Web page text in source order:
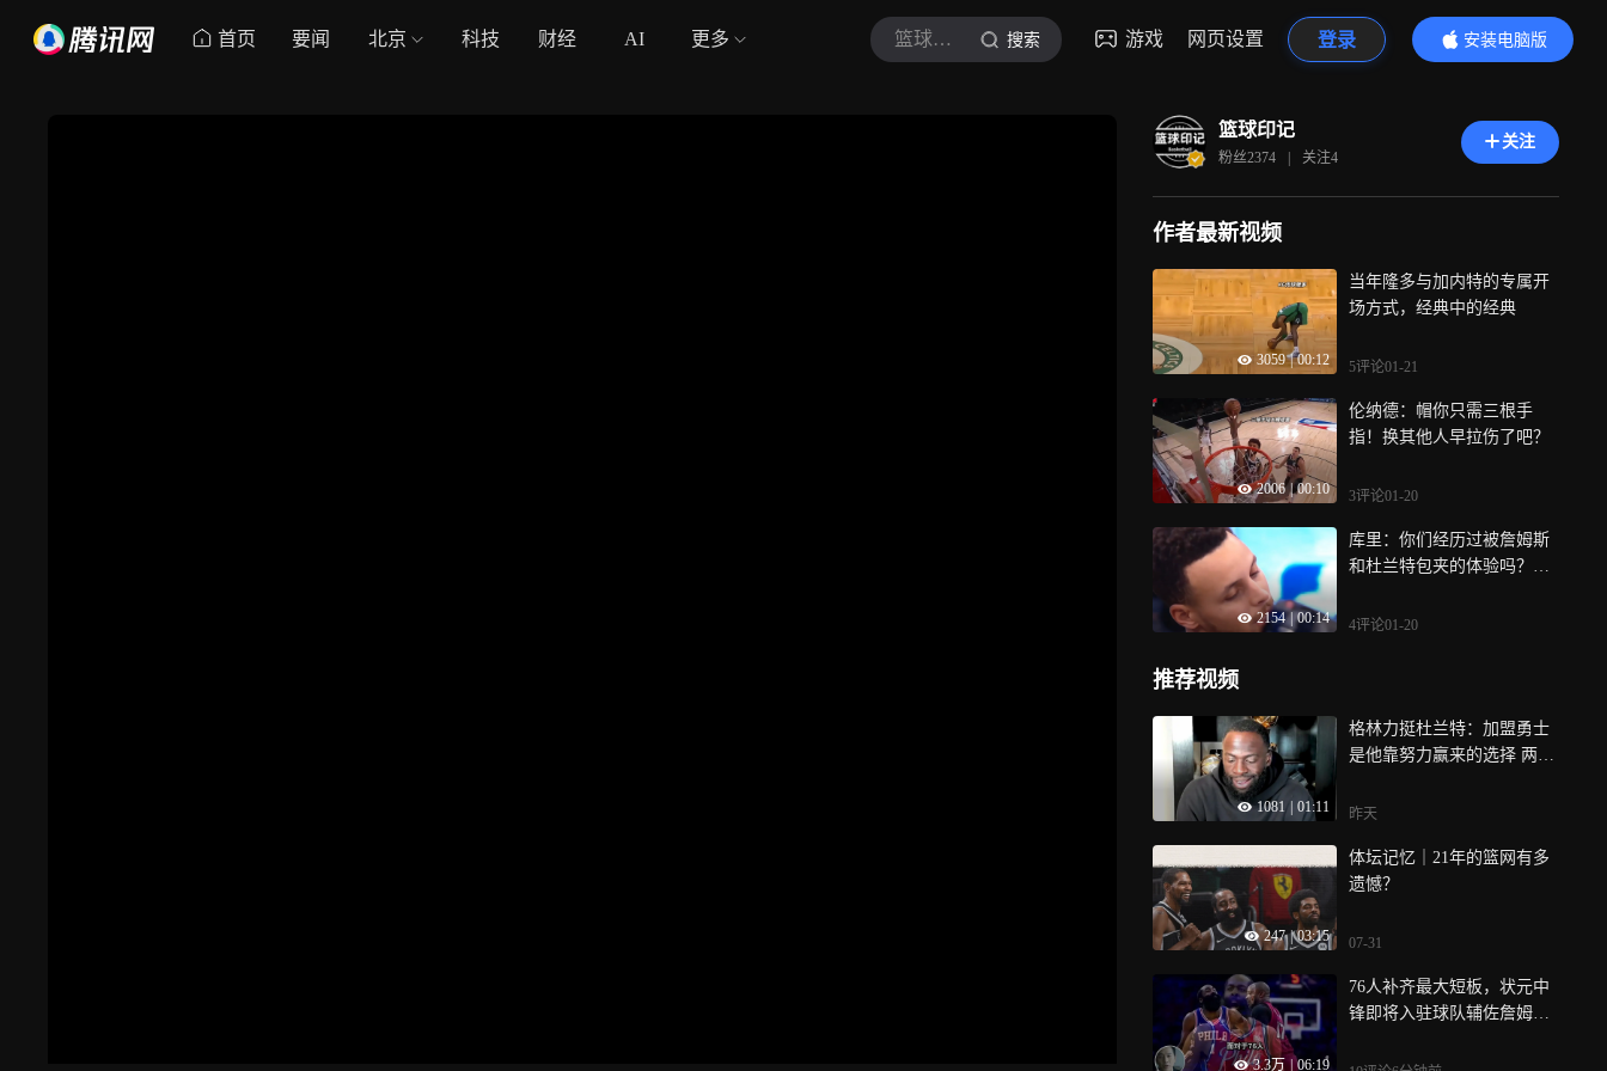
首页 要闻 北京 科技 财经 AI 更多 篮球印记 搜索 游戏 网页设置 登录
安装电脑版
内容更精彩
篮球印记
粉丝2374 | 关注4
关注
作者最新视频
3059 | 00:12
当年隆多与加内特的专属开
场方式，经典中的经典
5评论01-21
2006 | 00:10
伦纳德：帽你只需三根手
指！换其他人早拉伤了吧？
3评论01-20
2154 00:14
库里：你们经历过被詹姆斯
和杜兰特包夹的体验吗？天
4评论01-20
推荐视频
1081 01:11
格林力挺杜兰特：加盟勇士
是他靠努力赢来的选择 两座
昨天
247 | 03:15
体坛记忆｜21年的篮网有多
遗憾？
07-31
3.3万 | 06:19
76人补齐最大短板，状元中
锋即将入驻球队辅佐詹姆斯